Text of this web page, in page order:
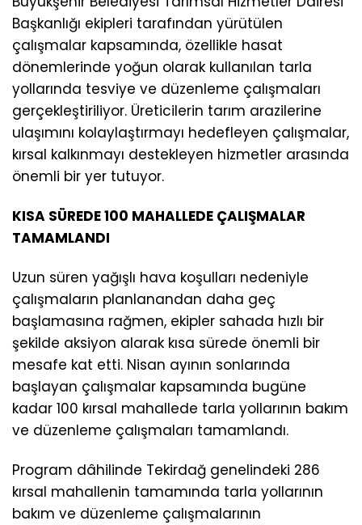
Başkanlığı ekipleri tarafından yürütülen
çalışmalar kapsamında, özellikle hasat
dönemlerinde yoğun olarak kullanılan tarla
yollarında tesviye ve düzenleme çalışmaları
gerçekleştiriliyor. Üreticilerin tarım arazilerine
ulaşımını kolaylaştırmayı hedefleyen çalışmalar,
kırsal kalkınmayı destekleyen hizmetler arasında
önemli bir yer tutuyor.
KISA SÜREDE 100 MAHALLEDE ÇALIŞMALAR
TAMAMLANDI
Uzun süren yağışlı hava koşulları nedeniyle
çalışmaların planlanandan daha geç
başlamasına rağmen, ekipler sahada hızlı bir
şekilde aksiyon alarak kısa sürede önemli bir
mesafe kat etti. Nisan ayının sonlarında
başlayan çalışmalar kapsamında bugüne
kadar 100 kırsal mahallede tarla yollarının bakım
ve düzenleme çalışmaları tamamlandı.
Program dâhilinde Tekirdağ genelindeki 286
kırsal mahallenin tamamında tarla yollarının
bakım ve düzenleme çalışmalarının